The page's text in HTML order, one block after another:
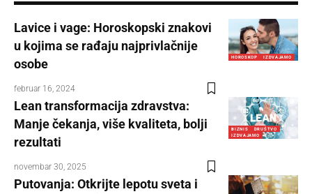
HOROSKOP IZDVAJAMO
Lavice i vage: Horoskopski znakovi
u kojima se rađaju najprivlačnije
osobe
februar 16, 2024
BIZNIS
DRUŠTVO
IZDVAJAMO
Lean transformacija zdravstva:
Manje čekanja, više kvaliteta, bolji
rezultati
novembar 30, 2025
Putovanja: Otkrijte lepotu sveta i